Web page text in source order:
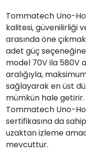
Tommatech Uno-
kalitesi, güvenilirliği
arasında öne
adet güç
model 70V ila 580V
aralığıyla,
sağlayarak en üst
mümkün hale
Tommatech Uno-
sertifikasına da
uzaktan izleme
mevcuttur.